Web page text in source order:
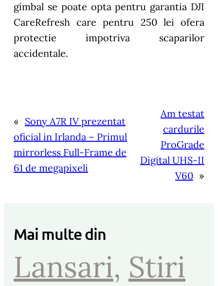
gimbal se poate opta pentru garantia DJI
CareRefresh care pentru 250 lei ofera
protectie impotriva scaparilor
accidentale.
« Sony A7R IV prezentat
oficial in Irlanda – Primul
mirrorless Full-Frame de
61 de megapixeli
Am testat
cardurile
ProGrade
Digital UHS-II
V60 »
Mai multe din
Lansari, Stiri